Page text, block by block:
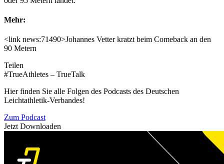
Mehr:
<link news:71490>Johannes Vetter kratzt beim Comeback an den
90 Metern
Teilen
#TrueAthletes – TrueTalk
Hier finden Sie alle Folgen des Podcasts des Deutschen
Leichtathletik-Verbandes!
Zum Podcast
Jetzt Downloaden